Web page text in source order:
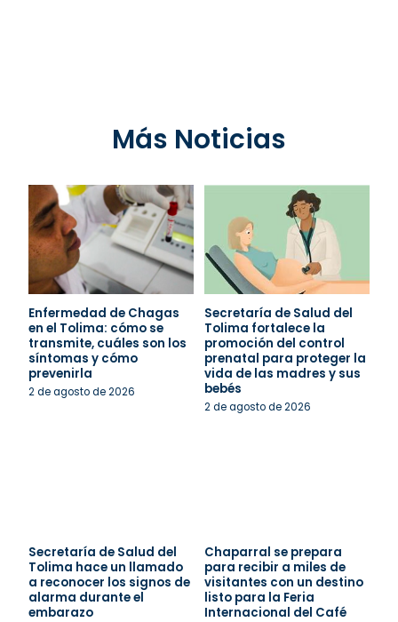
Más Noticias
Enfermedad de Chagas
en el Tolima: cómo se
transmite, cuáles son los
síntomas y cómo
prevenirla
2 de agosto de 2026
Secretaría de Salud del
Tolima fortalece la
promoción del control
prenatal para proteger la
vida de las madres y sus
bebés
2 de agosto de 2026
Secretaría de Salud del
Tolima hace un llamado
a reconocer los signos de
alarma durante el
embarazo
Chaparral se prepara
para recibir a miles de
visitantes con un destino
listo para la Feria
Internacional del Café